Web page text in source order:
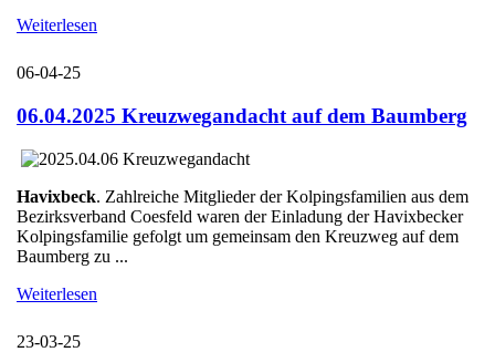
Weiterlesen
06-04-25
06.04.2025 Kreuzwegandacht auf dem Baumberg
Havixbeck. Zahlreiche Mitglieder der Kolpingsfamilien aus dem
Bezirksverband Coesfeld waren der Einladung der Havixbecker
Kolpingsfamilie gefolgt um gemeinsam den Kreuzweg auf dem
Baumberg zu ...
Weiterlesen
23-03-25